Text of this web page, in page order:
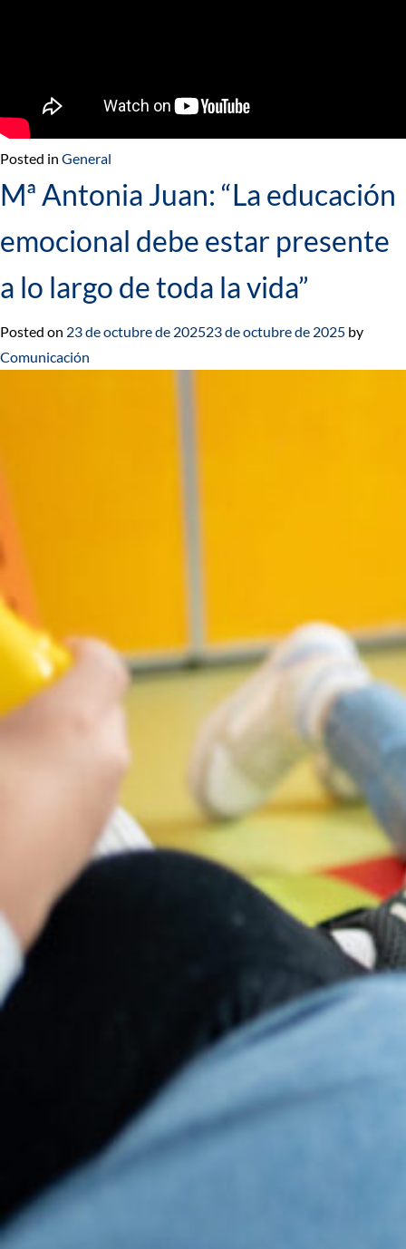
Posted in General
Mª Antonia Juan: “La educación
emocional debe estar presente
a lo largo de toda la vida”
Posted on 23 de octubre de 202523 de octubre de 2025 by
Comunicación